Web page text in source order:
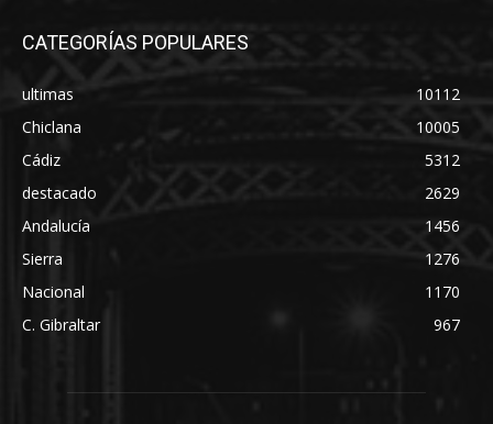
CATEGORÍAS POPULARES
ultimas
10112
Chiclana
10005
Cádiz
5312
destacado
2629
Andalucía
1456
Sierra
1276
Nacional
1170
C. Gibraltar
967